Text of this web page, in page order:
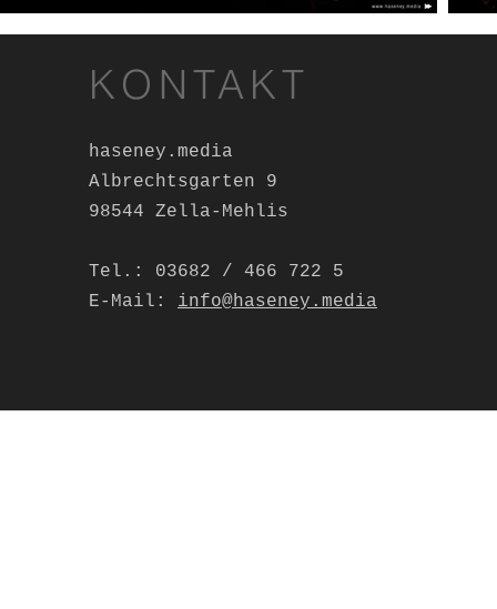
KONTAKT
haseney.media
Albrechtsgarten 9
98544 Zella-Mehlis
Tel.: 03682 / 466 722 5
E-Mail: info@haseney.media